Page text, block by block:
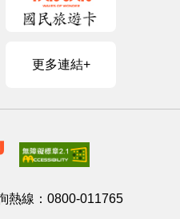
更多連結+
熱線： 0800-011765